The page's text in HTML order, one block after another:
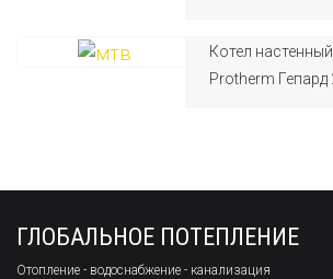
Котел
Protherm Гепард
ГЛОБАЛЬНОЕ ПОТЕПЛЕНИЕ
Отопление - водоснабжение - канализация